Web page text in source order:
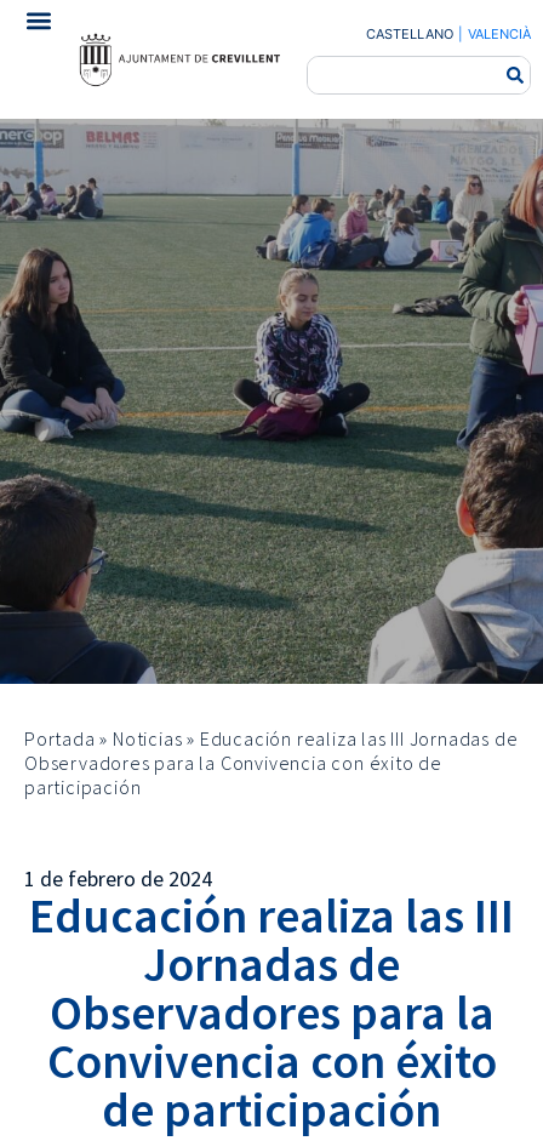
CASTELLANO VALENCIÀ
Portada » Noticias » Educación realiza las III Jornadas de
Observadores para la Convivencia con éxito de
participación
1 de febrero de 2024
Educación realiza las III
Jornadas de
Observadores para la
Convivencia con éxito
de participación